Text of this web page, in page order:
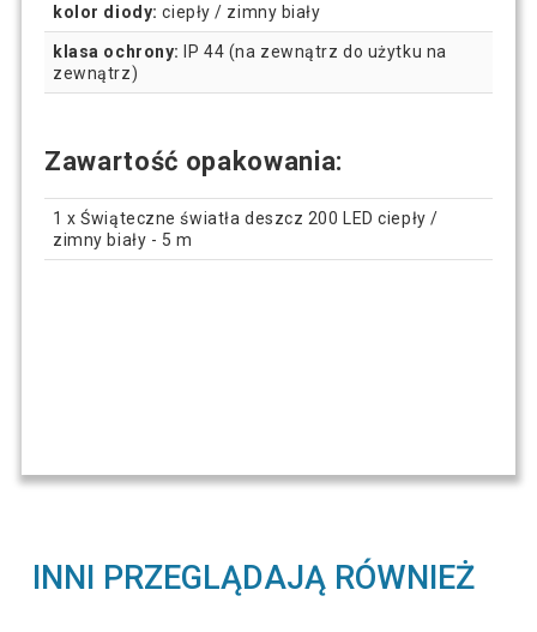
kolor diody: ciepły / zimny biały
klasa ochrony:
IP 44 (na zewnątrz do użytku na
zewnątrz)
Zawartość opakowania:
1 x Świąteczne światła deszcz 200 LED ciepły /
zimny biały - 5 m
INNI PRZEGLĄDAJĄ RÓWNIEŻ